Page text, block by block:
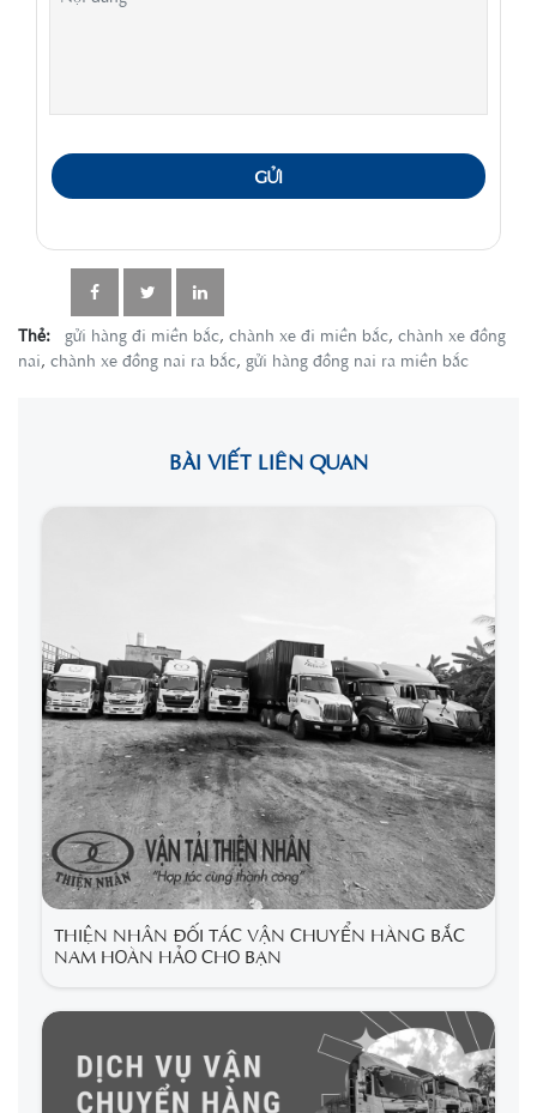
GỬI
Thẻ: gửi hàng đi miền bắc, chành xe đi miền bắc, chành xe đồng
nai, chành xe đồng nai ra bắc, gửi hàng đồng nai ra miền bắc
BÀI VIẾT LIÊN QUAN
THIỆN NHÂN ĐỐI TÁC VẬN CHUYỂN HÀNG BẮC
NAM HOÀN HẢO CHO BẠN